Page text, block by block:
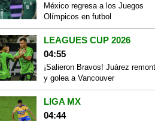
México regresa a los Juegos
Olímpicos en futbol
LEAGUES CUP 2026
04:55
¡Salieron Bravos! Juárez
y golea a Vancouver
LIGA MX
04:44